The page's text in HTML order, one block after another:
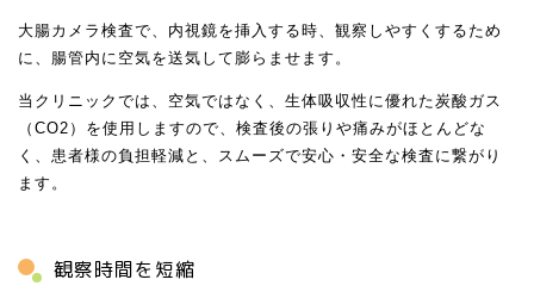
大腸カメラ検査で、内視鏡を挿入する時、観察しやすくするため
に、腸管内に空気を送気して膨らませます。
当クリニックでは、空気ではなく、生体吸収性に優れた炭酸ガス
（CO2）を使用しますので、検査後の張りや痛みがほとんどな
く、患者様の負担軽減と、スムーズで安心・安全な検査に繋がり
ます。
観察時間を短縮